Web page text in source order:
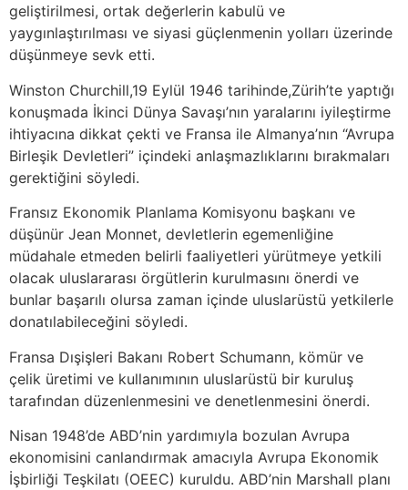
geliştirilmesi, ortak değerlerin kabulü ve
yaygınlaştırılması ve siyasi güçlenmenin yolları üzerinde
düşünmeye sevk etti.
Winston Churchill,19 Eylül 1946 tarihinde,Zürih’te yaptığı
konuşmada İkinci Dünya Savaşı’nın yaralarını iyileştirme
ihtiyacına dikkat çekti ve Fransa ile Almanya’nın “Avrupa
Birleşik Devletleri” içindeki anlaşmazlıklarını bırakmaları
gerektiğini söyledi.
Fransız Ekonomik Planlama Komisyonu başkanı ve
düşünür Jean Monnet, devletlerin egemenliğine
müdahale etmeden belirli faaliyetleri yürütmeye yetkili
olacak uluslararası örgütlerin kurulmasını önerdi ve
bunlar başarılı olursa zaman içinde uluslarüstü yetkilerle
donatılabileceğini söyledi.
Fransa Dışişleri Bakanı Robert Schumann, kömür ve
çelik üretimi ve kullanımının uluslarüstü bir kuruluş
tarafından düzenlenmesini ve denetlenmesini önerdi.
Nisan 1948’de ABD’nin yardımıyla bozulan Avrupa
ekonomisini canlandırmak amacıyla Avrupa Ekonomik
İşbirliği Teşkilatı (OEEC) kuruldu. ABD’nin Marshall planı